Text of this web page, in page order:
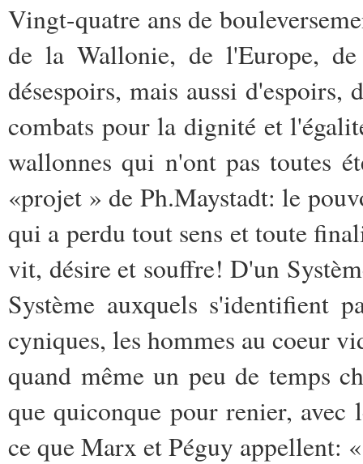
Vingt-quatre ans de
de la Wallonie, de l'Europe,
désespoirs, mais aussi d'espoirs,
combats pour la dignité et
wallonnes qui n'ont pas toutes
«projet » de Ph.Maystadt: le
qui a perdu tout sens et toute
vit, désire et souffre! D'un
Système auxquels s'identifient
cyniques, les hommes au coeur
quand même un peu de temps
que quiconque pour renier,
ce que Marx et Péguy appellent: